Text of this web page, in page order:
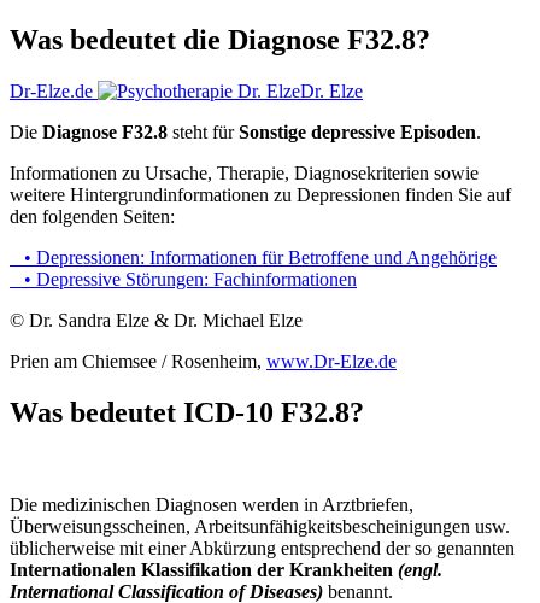
Was bedeutet die Diagnose F32.8?
Dr-Elze.de
Dr. Elze
Die Diagnose F32.8 steht fürSonstige depressive Episoden.
Informationen zu Ursache, Therapie, Diagnose­kriterien sowie
weitere Hintergrund­informationen zu Depressionen finden Sie auf
den folgenden Seiten:
• Depressionen: Informationen für Betroffene und Angehörige
• Depressive Störungen: Fachinformationen
© Dr. Sandra Elze & Dr. Michael Elze
Prien am Chiemsee / Rosenheim, www.Dr-Elze.de
Was bedeutet ICD-10 F32.8?
Die medizinischen Diagnosen werden in Arztbriefen,
Überweisungs­scheinen, Arbeits­unfähigkeits­bescheinigungen usw.
üblicherweise mit einer Abkürzung entsprechend der so genannten
Internationalen Klassifikation der Krankheiten (engl.
International Classification of Diseases) benannt.